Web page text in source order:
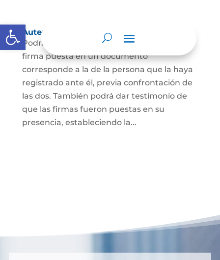
Abrir barra de herramientas
Autenticación de Firma
Podrá dar testimonio escrito de que la
firma puesta en un documento
corresponde a la de la persona que la haya
registrado ante él, previa confrontación de
las dos. También podrá dar testimonio de
que las firmas fueron puestas en su
presencia, estableciendo la...